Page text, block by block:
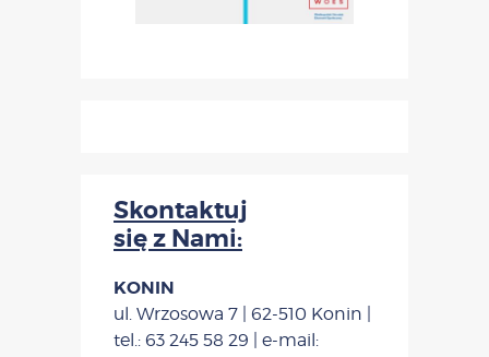
Skontaktuj
się z Nami:
KONIN
ul. Wrzosowa 7 | 62-510 Konin |
tel.: 63 245 58 29 | e-mail: